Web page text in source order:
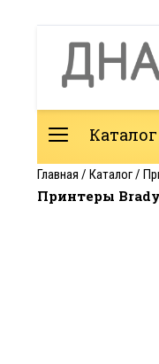
Главная / Каталог/
Принтеры Brady